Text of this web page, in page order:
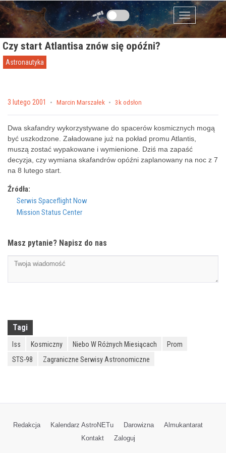
Przejdź do zawartości
Menu
Czy start Atlantisa znów się opóźni?
Astronautyka
Posted on
3 lutego 2001 by Marcin Marszałek 3k odsłon
Dwa skafandry wykorzystywane do spacerów kosmicznych mogą
być uszkodzone. Załadowane już na pokład promu Atlantis,
muszą zostać wypakowane i wymienione. Dziś ma zapaść
decyzja, czy wymiana skafandrów opóźni zaplanowany na noc z 7
na 8 lutego start.
Źródła:
Serwis Spaceflight Now
Mission Status Center
Masz pytanie? Napisz do nas
Tagi
Iss Kosmiczny Niebo W Różnych Miesiącach
Prom
STS-98
Zagraniczne Serwisy Astronomiczne
Redakcja Kalendarz AstroNETu Darowizna
Almukantarat
Kontakt
Zaloguj